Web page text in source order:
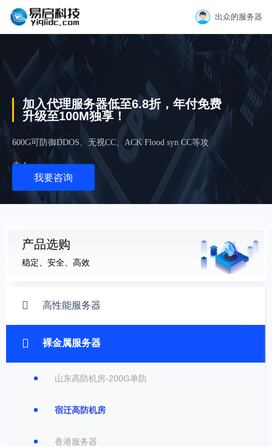
出众的服务器
加入代理服务器低至6.8折，年付免费
升级至100M独享！
600G可防御DDOS、无视CC、ACK Flood syn CC等攻
击！
我要咨询
产品选购
稳定、安全、高效
高性能服务器
裸金属服务器
山东高防机房-200G单防
宿迁高防机房
香港服务器